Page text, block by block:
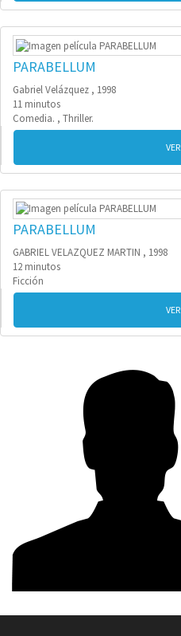
PARABELLUM
Gabriel Velázquez , 1998
11 minutos
Comedia. , Thriller.
VER
PARABELLUM
GABRIEL VELAZQUEZ MARTIN , 1998
12 minutos
Ficción
VER